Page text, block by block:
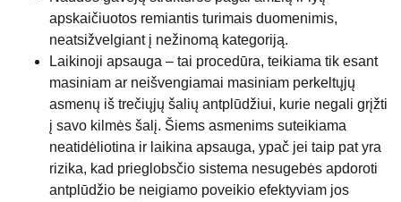
apskaičiuotos remiantis turimais duomenimis,
neatsižvelgiant į nežinomą kategoriją.
Laikinoji apsauga – tai procedūra, teikiama tik esant
masiniam ar neišvengiamai masiniam perkeltųjų
asmenų iš trečiųjų šalių antplūdžiui, kurie negali grįžti
į savo kilmės šalį. Šiems asmenims suteikiama
neatidėliotina ir laikina apsauga, ypač jei taip pat yra
rizika, kad prieglobsčio sistema nesugebės apdoroti
antplūdžio be neigiamo poveikio efektyviam jos